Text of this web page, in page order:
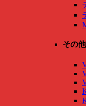
その